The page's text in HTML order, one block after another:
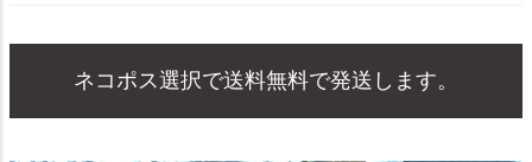
ネコポス選択で送料無料で発送します。